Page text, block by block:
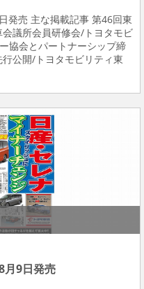
発売 主な掲載記事 第46回東
議所会員研修会/トヨタモビ
協会とパートナーシップ締
公開/トヨタモビリティ東
9日発売